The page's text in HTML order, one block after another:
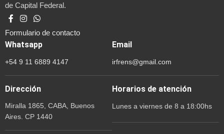
de Capital Federal.
Formulario de contacto
Whatsapp
+54 9 11 6889 4147
Email
irfrens@gmail.com
Dirección
Miralla 1865, CABA, Buenos
Aires. CP 1440
Horarios de atención
Lunes a viernes de 8 a 18:00hs